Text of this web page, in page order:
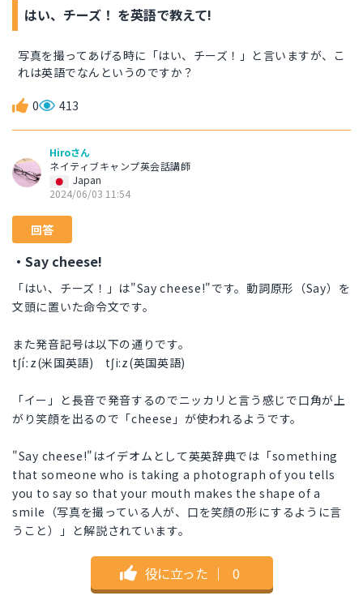
はい、チーズ！ を英語で教えて!
写真を撮ってあげる時に「はい、チーズ！」と言いますが、こ
れは英語でなんというのですか？
0 413
Hiroさん
ネイティブキャンプ英会話講師
Japan
2024/06/03 11:54
回答
・Say cheese!
「はい、チーズ！」は"Say cheese!"です。動詞原形（Say）を
文頭に置いた命令文です。
また発音記号は以下の通りです。
tʃíːz(米国英語) tʃi:z(英国英語)
「イー」と長音で発音するのでニッカリと言う感じで口角が上
がり笑顔を出るので「cheese」が使われるようです。
"Say cheese!"はイデオムとして英英辞典では「something
that someone who is taking a photograph of you tells
you to say so that your mouth makes the shape of a
smile（写真を撮っている人が、口を笑顔の形にするように言
うこと）」と解説されています。
役に立った ｜ 0